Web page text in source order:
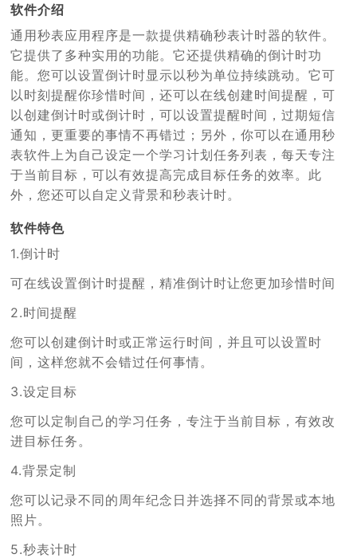
软件介绍
通用秒表应用程序是一款提供精确秒表计时器的软件。
它提供了多种实用的功能。它还提供精确的倒计时功
能。您可以设置倒计时显示以秒为单位持续跳动。它可
以时刻提醒你珍惜时间，还可以在线创建时间提醒，可
以创建倒计时或倒计时，可以设置提醒时间，过期短信
通知，更重要的事情不再错过；另外，你可以在通用秒
表软件上为自己设定一个学习计划任务列表，每天专注
于当前目标，可以有效提高完成目标任务的效率。此
外，您还可以自定义背景和秒表计时。
软件特色
1.倒计时
可在线设置倒计时提醒，精准倒计时让您更加珍惜时间
2.时间提醒
您可以创建倒计时或正常运行时间，并且可以设置时
间，这样您就不会错过任何事情。
3.设定目标
您可以定制自己的学习任务，专注于当前目标，有效改
进目标任务。
4.背景定制
您可以记录不同的周年纪念日并选择不同的背景或本地
照片。
5.秒表计时